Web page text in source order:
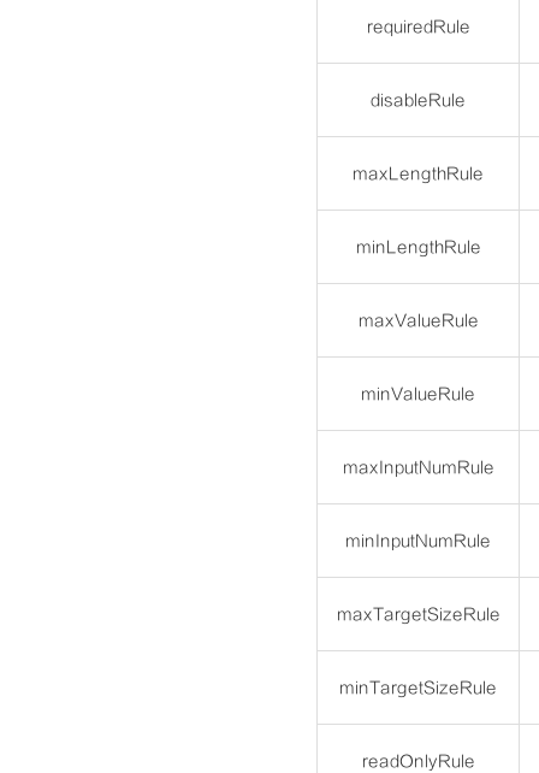
requiredRule
disableRule
maxLengthRule
minLengthRule
maxValueRule
minValueRule
maxInputNumRule
minInputNumRule
maxTargetSizeRule
minTargetSizeRule
readOnlyRule